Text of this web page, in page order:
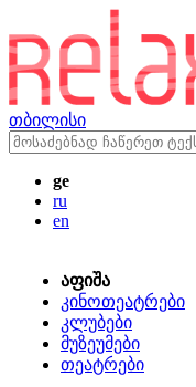
თბილისი
ge
ru
en
აფიშა
კინოთეატრები
კლუბები
მუზეუმები
თეატრები